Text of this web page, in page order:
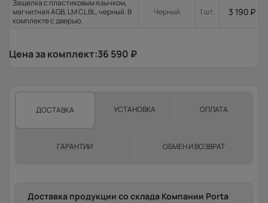
Защелка с пластиковым язычком,
магнитная AGB, LM CL BL, черный. В
комплекте с дверью.
Черный 1 шт. 3 190 ₽
Цена за комплект:36 590 ₽
ДОСТАВКА УСТАНОВКА ОПЛАТА
ГАРАНТИИ ОБМЕН И ВОЗВРАТ
Доставка продукции со склада Компании Porta